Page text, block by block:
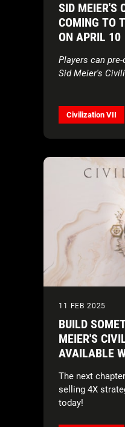
SID MEIER'S
COMING TO
ON APRIL 10
Players can
Sid Meier's
Civilization VII
11 FEB 2025
BUILD
MEIER'S
AVAILABLE
The next
selling 4X
today!